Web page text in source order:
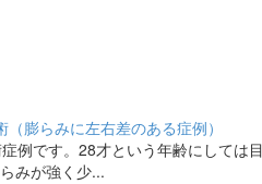
膨らみに左右差のある症例）
例です。28才という年齢にしては
みが強く少...